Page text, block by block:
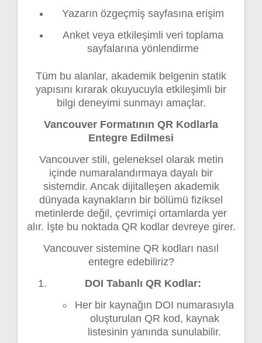
Yazarın özgeçmiş sayfasına erişim
Anket veya etkileşimli veri toplama
sayfalarına yönlendirme
Tüm bu alanlar, akademik belgenin statik
yapısını kırarak okuyucuyla etkileşimli bir
bilgi deneyimi sunmayı amaçlar.
Vancouver Formatının QR Kodlarla
Entegre Edilmesi
Vancouver stili, geleneksel olarak metin
içinde numaralandırmaya dayalı bir
sistemdir. Ancak dijitalleşen akademik
dünyada kaynakların bir bölümü fiziksel
metinlerde değil, çevrimiçi ortamlarda yer
alır. İşte bu noktada QR kodlar devreye girer.
Vancouver sistemine QR kodları nasıl
entegre edebiliriz?
DOI Tabanlı QR Kodlar:
Her bir kaynağın DOI numarasıyla
oluşturulan QR kod, kaynak
listesinin yanında sunulabilir.